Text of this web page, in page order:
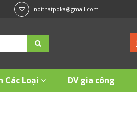
noithatpoka@gmail.com
Các Loại DV gia công